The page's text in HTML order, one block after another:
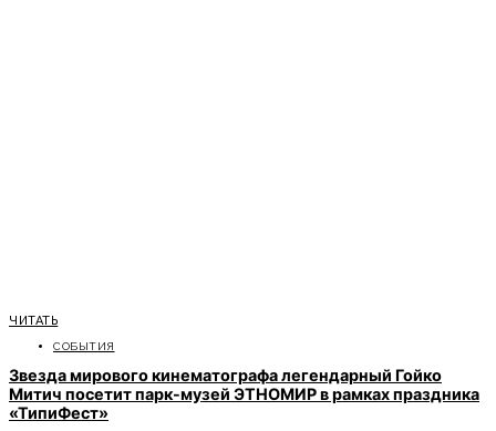
ЧИТАТЬ
СОБЫТИЯ
Звезда мирового кинематографа легендарный Гойко
Митич посетит парк-музей ЭТНОМИР в рамках праздника
«ТипиФест»